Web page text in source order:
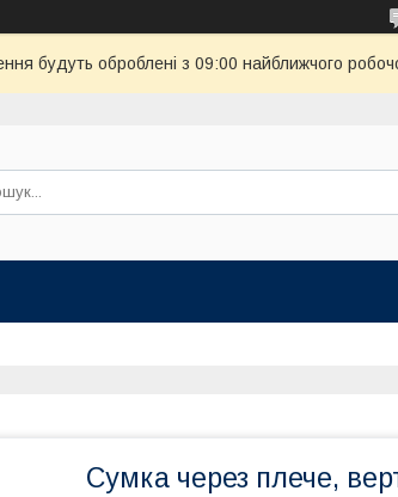
будуть оброблені з 09:00 найближчого
Сумка через плече,